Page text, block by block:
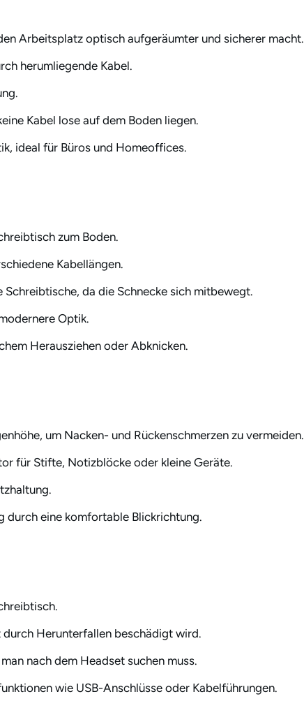
Arbeitsplatz optisch aufgeräumter und sicherer macht.
herumliegende Kabel.
Kabel lose auf dem Boden liegen.
ideal für Büros und Homeoffices.
zum Boden.
Kabellängen.
da die Schnecke sich mitbewegt.
Optik.
Herausziehen oder Abknicken.
um Nacken- und Rückenschmerzen zu vermeiden.
für Stifte, Notizblöcke oder kleine Geräte.
durch eine komfortable Blickrichtung.
Herunterfallen beschädigt wird.
nach dem Headset suchen muss.
wie USB-Anschlüsse oder Kabelführungen.